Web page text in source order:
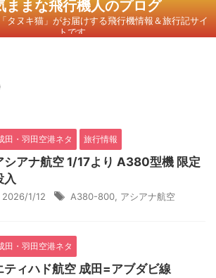
ままな飛行機人のプログ
タヌキ猫」がお届けする飛行機情報＆旅行記サイ
トです。
田・羽田空港ネタ 旅行情報
シアナ航空 1/17より A380型機 限定
入
2026/1/12 A380-800 アシアナ航空
田・羽田空港ネタ
ティハド航空 成田=アブダビ線